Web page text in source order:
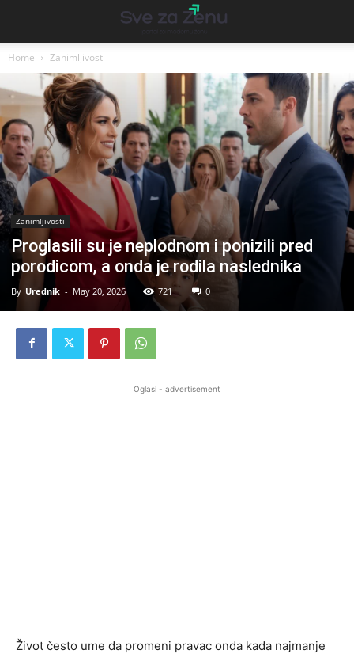
Home Zanimljivosti
Zanimljivosti
Proglasili su je neplodnom i ponizili pred
porodicom, a onda je rodila naslednika
By Urednik - May 20, 2026 721 0
Oglasi - advertisement
Život često ume da promeni pravac onda kada najmanje